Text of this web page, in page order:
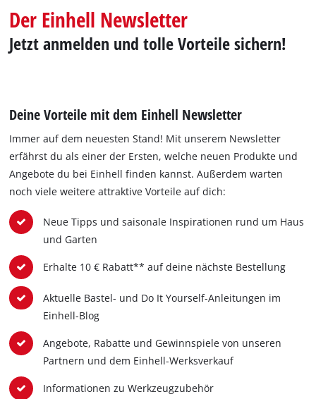
Der Einhell Newsletter
Jetzt anmelden und tolle Vorteile sichern!
Deine Vorteile mit dem Einhell Newsletter
Immer auf dem neuesten Stand! Mit unserem Newsletter
erfährst du als einer der Ersten, welche neuen Produkte und
Angebote du bei Einhell finden kannst. Außerdem warten
noch viele weitere attraktive Vorteile auf dich:
Neue Tipps und saisonale Inspirationen rund um Haus
und Garten
Erhalte 10 € Rabatt** auf deine nächste Bestellung
Aktuelle Bastel- und Do It Yourself-Anleitungen im
Einhell-Blog
Angebote, Rabatte und Gewinnspiele von unseren
Partnern und dem Einhell-Werksverkauf
Informationen zu Werkzeugzubehör